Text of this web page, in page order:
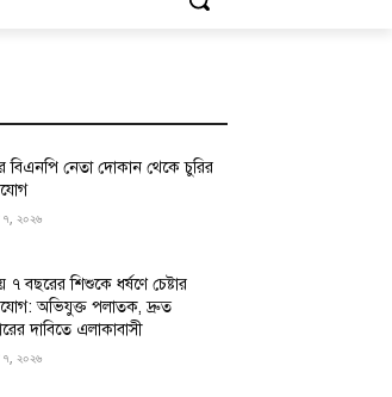
বিএনপি নেতা দোকান থেকে চুরির
২০২৬
৭ বছরের শিশুকে ধর্ষণে চেষ্টার
অভিযুক্ত পলাতক, দ্রুত
দাবিতে এলাকাবাসী
২০২৬